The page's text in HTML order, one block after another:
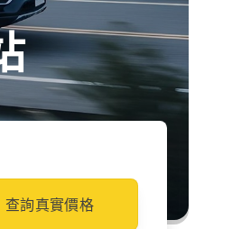
查詢真實價格